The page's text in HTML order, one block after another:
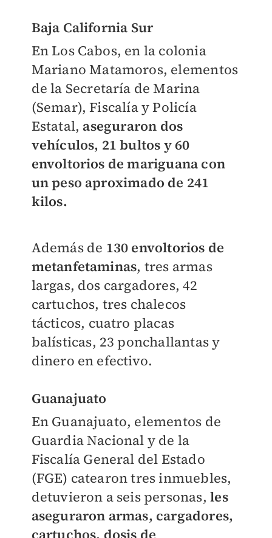
Baja California Sur
En Los Cabos, en la colonia
Mariano Matamoros, elementos
de la Secretaría de Marina
(Semar), Fiscalía y Policía
Estatal, aseguraron dos
vehículos, 21 bultos y 60
envoltorios de mariguana con
un peso aproximado de 241
kilos.
Además de 130 envoltorios de
metanfetaminas, tres armas
largas, dos cargadores, 42
cartuchos, tres chalecos
tácticos, cuatro placas
balísticas, 23 ponchallantas y
dinero en efectivo.
Guanajuato
En Guanajuato, elementos de
Guardia Nacional y de la
Fiscalía General del Estado
(FGE) catearon tres inmuebles,
detuvieron a seis personas, les
aseguraron armas, cargadores,